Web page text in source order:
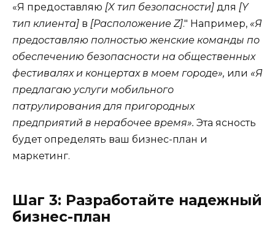
«Я предоставляю [X тип безопасности] для [Y
тип клиента] в [Расположение Z]." Например, «Я
предоставляю полностью женские команды по
обеспечению безопасности на общественных
фестивалях и концертах в моем городе», или «Я
предлагаю услуги мобильного
патрулирования для пригородных
предприятий в нерабочее время». Эта ясность
будет определять ваш бизнес-план и
маркетинг.
Шаг 3: Разработайте надежный
бизнес-план